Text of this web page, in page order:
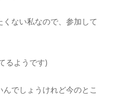
ない私なので、参加して
るようです)
でしょうけれど今のとこ